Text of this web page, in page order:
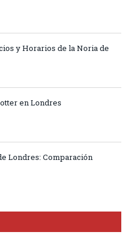
y Horarios de la Noria de
en Londres
Londres: Comparación